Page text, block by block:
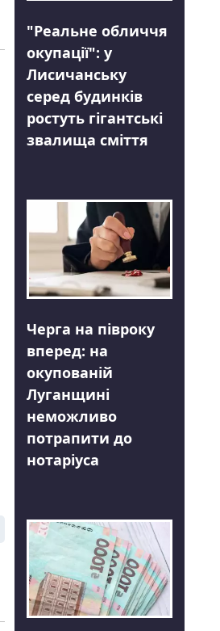
"Реальне обличчя
окупації": у
Лисичанську
серед будинків
ростуть гігантські
звалища сміття
Черга на півроку
вперед: на
окупованій
Луганщині
неможливо
потрапити до
нотаріуса